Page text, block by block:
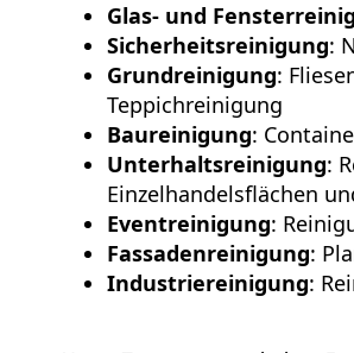
Glas- und
Sicherheitsreinigung:
Grundreinigung:
Teppichreinigung
Baureinigung:
Unterhaltsreinigung:
Einzelhandelsflächen
Eventreinigung:
Fassadenreinigung:
Industriereinigung: